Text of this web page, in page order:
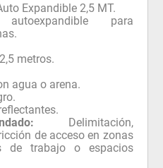
Expandible 2,5 MT.
para
2,5 metros.
agua o arena.
Delimitación,
de acceso en zonas
de trabajo o espacios